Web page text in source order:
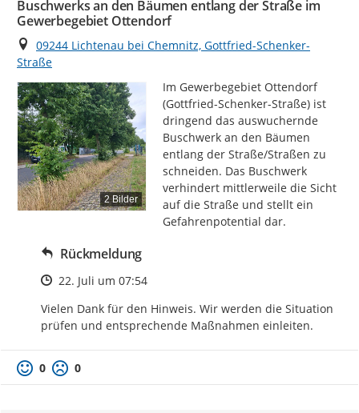
Buschwerks an den Bäumen entlang der Straße im
Gewerbegebiet Ottendorf
Ort
09244 Lichtenau bei Chemnitz, Gottfried-Schenker-
Straße
2 Bilder
Im Gewerbegebiet Ottendorf
(Gottfried-Schenker-Straße) ist
dringend das auswuchernde
Buschwerk an den Bäumen
entlang der Straße/Straßen zu
schneiden. Das Buschwerk
verhindert mittlerweile die Sicht
auf die Straße und stellt ein
Gefahrenpotential dar.
Rückmeldung
Zeitpunkt des Erstellens
22. Juli um 07:54
Vielen Dank für den Hinweis. Wir werden die Situation
prüfen und entsprechende Maßnahmen einleiten.
0 0